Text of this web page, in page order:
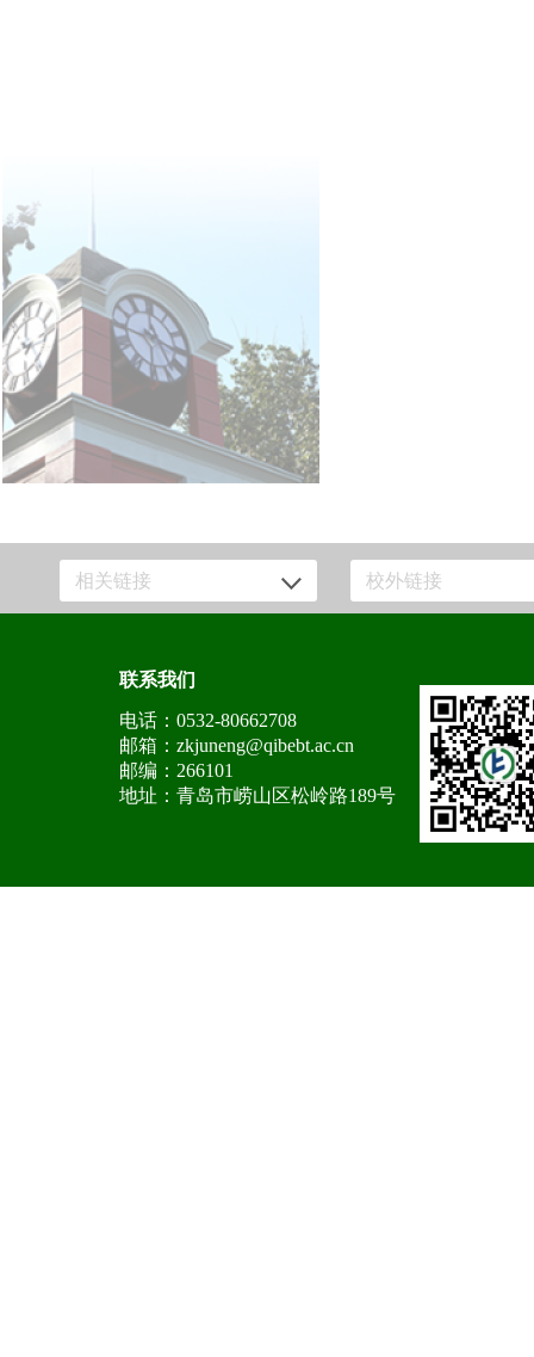
相关链接 校外链接
联系我们
电话：0532-80662708
邮箱：zkjuneng@qibebt.ac.cn
邮编：266101
地址：青岛市崂山区松岭路189号